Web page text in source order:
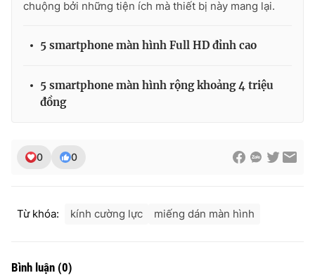
Giấy phép hoạt động báo in và báo điện tử số 483/GP-BTTTT
Phó Tổng Biên tập:
chuộng bởi những tiện ích mà thiết bị này mang lại.
5 smartphone màn hình Full HD đỉnh cao
5 smartphone màn hình rộng khoảng 4 triệu
đồng
0 0
Từ khóa: kính cường lực miếng dán màn hình
Bình luận (0)